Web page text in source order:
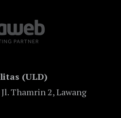
(ULD)
Thamrin 2, Lawang